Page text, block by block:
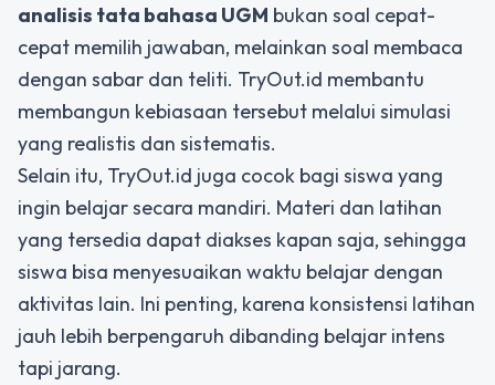
analisis tata bahasa UGM bukan soal cepat-
cepat memilih jawaban, melainkan soal membaca
dengan sabar dan teliti. TryOut.id membantu
membangun kebiasaan tersebut melalui simulasi
yang realistis dan sistematis.
Selain itu, TryOut.id juga cocok bagi siswa yang
ingin belajar secara mandiri. Materi dan latihan
yang tersedia dapat diakses kapan saja, sehingga
siswa bisa menyesuaikan waktu belajar dengan
aktivitas lain. Ini penting, karena konsistensi latihan
jauh lebih berpengaruh dibanding belajar intens
tapi jarang.